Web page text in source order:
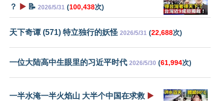
？
▶️ 📝 2026/5/31 (100,438次)
天下奇谭 (571) 特立独行的妖怪 2026/5/31 (22,688次)
一位大陆高中生眼里的习近平时代 2026/5/30 (61,994次)
一半水淹一半火焰山 大半个中国在求救 ▶️